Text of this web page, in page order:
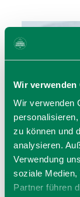
Wir verwenden
Wir verwenden
zu können und
analysieren.
Verwendung
soziale Medien,
Partner führen